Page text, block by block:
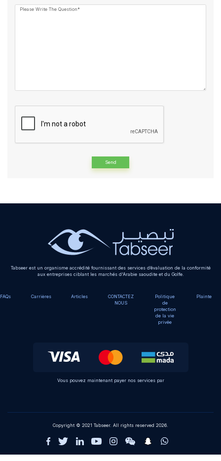
Please Write The Question*
Tabseer est un organisme accrédité fournissant des services d’évaluation de la conformité
aux entreprises ciblant les marchés d'Arabie saoudite et du Golfe.
FAQs Carrières Articles
CONTACTEZ
NOUS
Politique
de
protection
de la vie
privée
Plainte
Vous pouvez maintenant payer nos services par
Copyright © 2021 Tabseer. All rights reserved 2026.